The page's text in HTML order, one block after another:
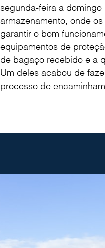
segunda-feira a
armazenamento, onde
garantir o bom
equipamentos de
de bagaço recebido e a
Um deles acabou de
processo de